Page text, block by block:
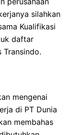
silahkan
Kualifikasi
daftar
Transindo.
mengenai
di PT Dunia
membahas